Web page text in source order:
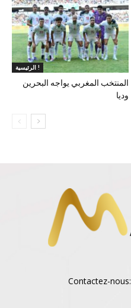
الرئيسية !
المنتخب المغربي يواجه البحرين
وديا
Contactez-nous: